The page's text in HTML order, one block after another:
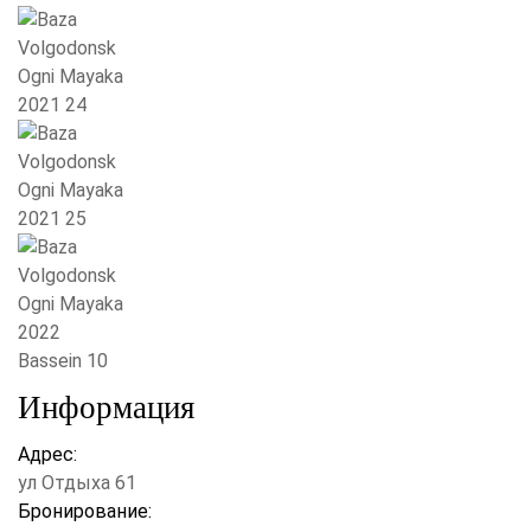
Информация
Адрес:
ул Отдыха 61
Бронирование: